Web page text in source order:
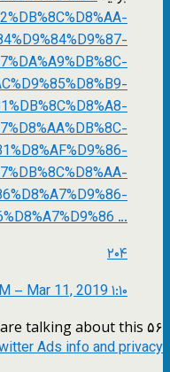
…
۲۰۴
۱:۱۰ PM – Mar 11, 2019
۵۶ people are talking about this
Ads info and privacy